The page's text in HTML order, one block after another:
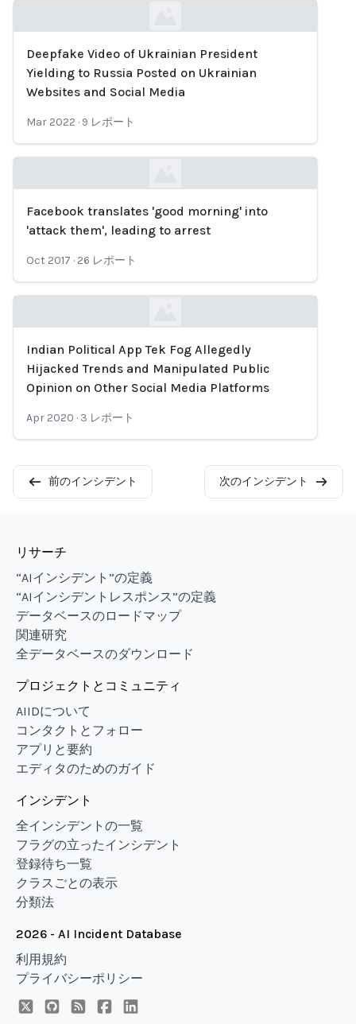
Loading...
Deepfake Video of Ukrainian President
Yielding to Russia Posted on Ukrainian
Websites and Social Media
Mar 2022 · 9 レポート
Loading...
Facebook translates 'good morning' into
'attack them', leading to arrest
Oct 2017 · 26 レポート
Loading...
Indian Political App Tek Fog Allegedly
Hijacked Trends and Manipulated Public
Opinion on Other Social Media Platforms
Apr 2020 · 3 レポート
前のインシデント 次のインシデント
リサーチ
“AIインシデント”の定義
“AIインシデントレスポンス”の定義
データベースのロードマップ
関連研究
全データベースのダウンロード
プロジェクトとコミュニティ
AIIDについて
コンタクトとフォロー
アプリと要約
エディタのためのガイド
インシデント
全インシデントの一覧
フラグの立ったインシデント
登録待ち一覧
クラスごとの表示
分類法
2026 - AI Incident Database
利用規約
プライバシーポリシー